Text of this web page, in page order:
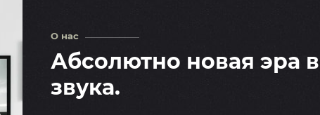
О нас
Абсолютно новая эра
звука.